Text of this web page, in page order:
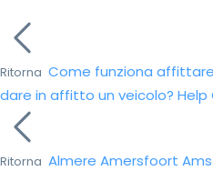
Ritorna Come funziona
dare in affitto un veicolo? Help
Ritorna Almere Amersfoort